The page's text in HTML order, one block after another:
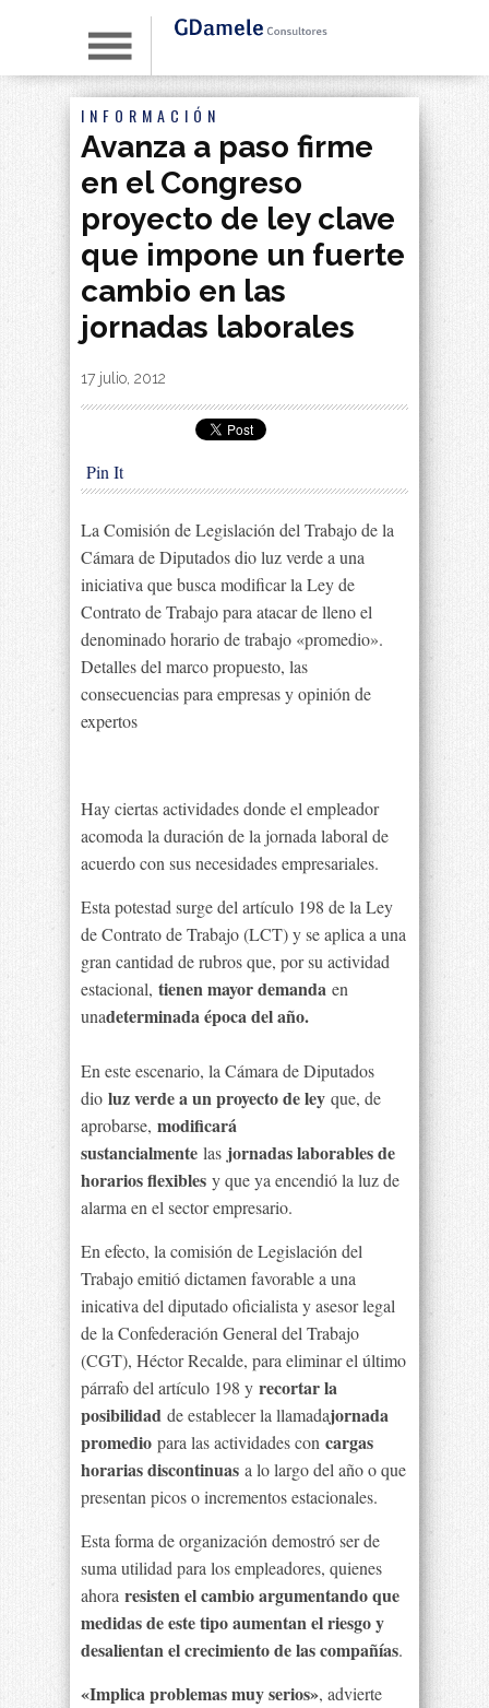
INFORMACIÓN
Avanza a paso firme
en el Congreso
proyecto de ley clave
que impone un fuerte
cambio en las
jornadas laborales
By |
17 julio, 2012
Pin It
La Comisión de Legislación del Trabajo de la
Cámara de Diputados dio luz verde a una
iniciativa que busca modificar la Ley de
Contrato de Trabajo para atacar de lleno el
denominado horario de trabajo «promedio».
Detalles del marco propuesto, las
consecuencias para empresas y opinión de
expertos
Hay ciertas actividades donde el empleador
acomoda la duración de la jornada laboral de
acuerdo con sus necesidades empresariales.
Esta potestad surge del artículo 198 de la Ley
de Contrato de Trabajo (LCT) y se aplica a una
gran cantidad de rubros que, por su actividad
estacional, tienen mayor demanda en
unadeterminada época del año.
En este escenario, la Cámara de Diputados
dio luz verde a un proyecto de ley que, de
aprobarse, modificará
sustancialmente las jornadas laborables de
horarios flexibles y que ya encendió la luz de
alarma en el sector empresario.
En efecto, la comisión de Legislación del
Trabajo emitió dictamen favorable a una
inicativa del diputado oficialista y asesor legal
de la Confederación General del Trabajo
(CGT), Héctor Recalde, para eliminar el último
párrafo del artículo 198 y recortar la
posibilidad de establecer la llamadajornada
promedio para las actividades con cargas
horarias discontinuas a lo largo del año o que
presentan picos o incrementos estacionales.
Esta forma de organización demostró ser de
suma utilidad para los empleadores, quienes
ahora resisten el cambio argumentando que
medidas de este tipo aumentan el riesgo y
desalientan el crecimiento de las compañías.
«Implica problemas muy serios», advierte